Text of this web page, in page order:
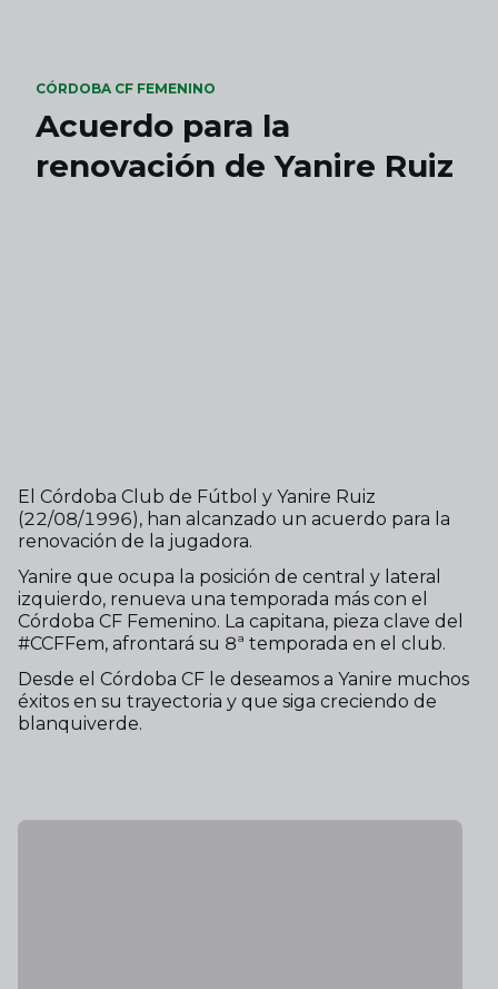
CÓRDOBA CF FEMENINO
Acuerdo para la
renovación de Yanire Ruiz
El Córdoba Club de Fútbol y Yanire Ruiz
(22/08/1996), han alcanzado un acuerdo para la
renovación de la jugadora.
Yanire que ocupa la posición de central y lateral
izquierdo, renueva una temporada más con el
Córdoba CF Femenino. La capitana, pieza clave del
#CCFFem, afrontará su 8ª temporada en el club.
Desde el Córdoba CF le deseamos a Yanire muchos
éxitos en su trayectoria y que siga creciendo de
blanquiverde.